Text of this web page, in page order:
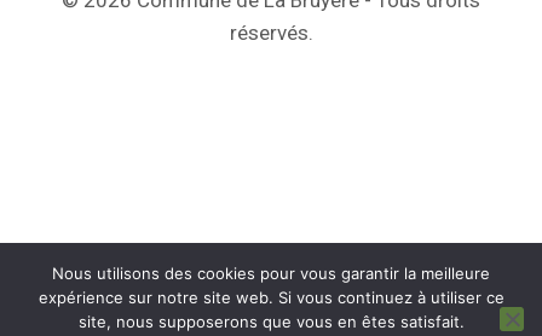
réservés.
Nous utilisons des cookies pour vous garantir la meilleure
expérience sur notre site web. Si vous continuez à utiliser ce
site, nous supposerons que vous en êtes satisfait.